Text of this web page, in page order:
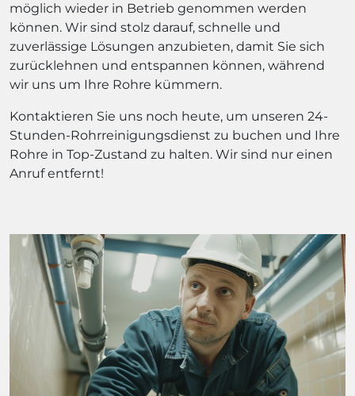
möglich wieder in Betrieb genommen werden
können. Wir sind stolz darauf, schnelle und
zuverlässige Lösungen anzubieten, damit Sie sich
zurücklehnen und entspannen können, während
wir uns um Ihre Rohre kümmern.
Kontaktieren Sie uns noch heute, um unseren 24-
Stunden-Rohrreinigungsdienst zu buchen und Ihre
Rohre in Top-Zustand zu halten. Wir sind nur einen
Anruf entfernt!